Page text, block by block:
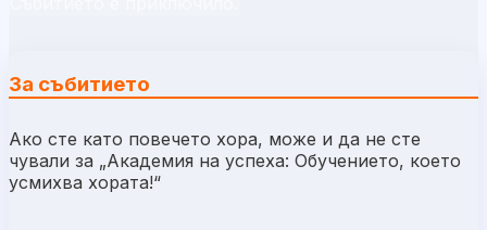
За събитието
Ако сте като повечето хора, може и да не сте
чували за „Академия на успеха: Обучението, което
усмихва хората!“